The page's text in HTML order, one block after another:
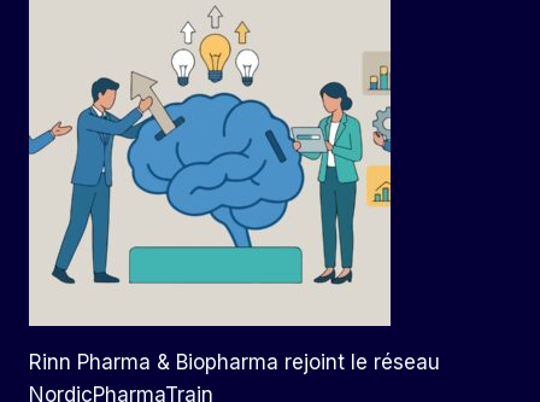
Rinn Pharma & Biopharma rejoint le réseau
NordicPharmaTrain